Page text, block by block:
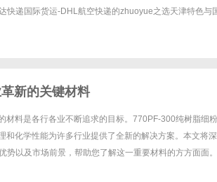
快递国际货运-DHL航空快递的zhuoyue之选天津特色与
新的关键材料
材料是各行各业不断追求的目标。770PF-300纯树脂细
和化学性能为许多行业提供了全新的解决方案。本文将
以及市场前景，帮助您了解这一重要材料的方方面面。